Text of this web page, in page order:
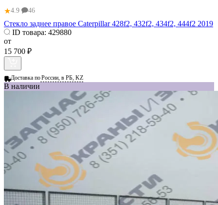
★4.9 46
Стекло заднее правое Caterpillar 428f2, 432f2, 434f2, 444f2 2019
ID товара: 429880
от
15 700 ₽
Доставка поРоссии, в РБ, KZ
В наличии